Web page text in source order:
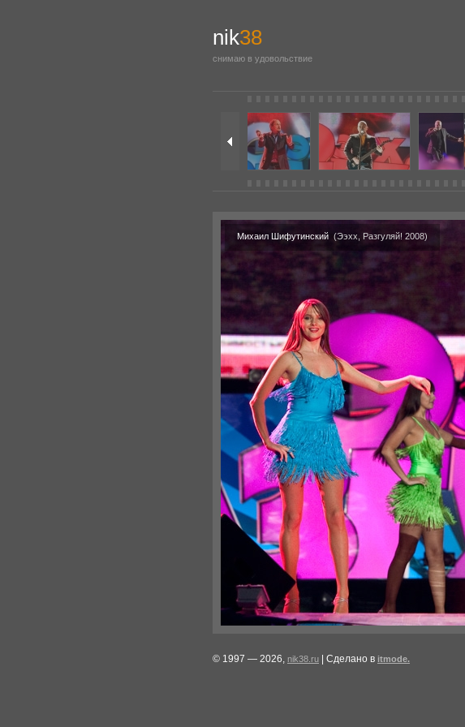
nik38
снимаю в удовольствие
Михаил Шифутинский (Ээхх, Разгуляй! 2008)
© 1997 — 2026, nik38.ru | Сделано в itmode.